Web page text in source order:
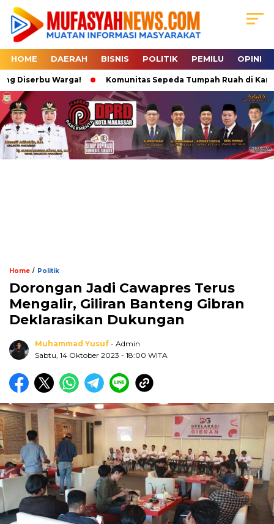
HOME DAERAH BISNIS POLITIK PEMILU OPINI
Warga! Komunitas Sepeda Tumpah Ruah di
Home / Politik
Dorongan Jadi Cawapres Terus
Mengalir, Giliran Banteng Gibran
Deklarasikan Dukungan
Muhammad Yusuf - Admin
Sabtu, 14 Oktober 2023 - 18:00 WITA